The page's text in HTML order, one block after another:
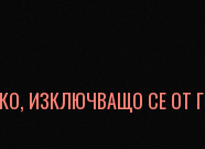
ИЗКЛЮЧВАЩО СЕ ОТ